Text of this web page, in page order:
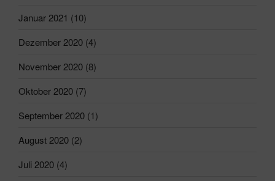
Januar 2021 (10)
Dezember 2020 (4)
November 2020 (8)
Oktober 2020 (7)
September 2020 (1)
August 2020 (2)
Juli 2020 (4)